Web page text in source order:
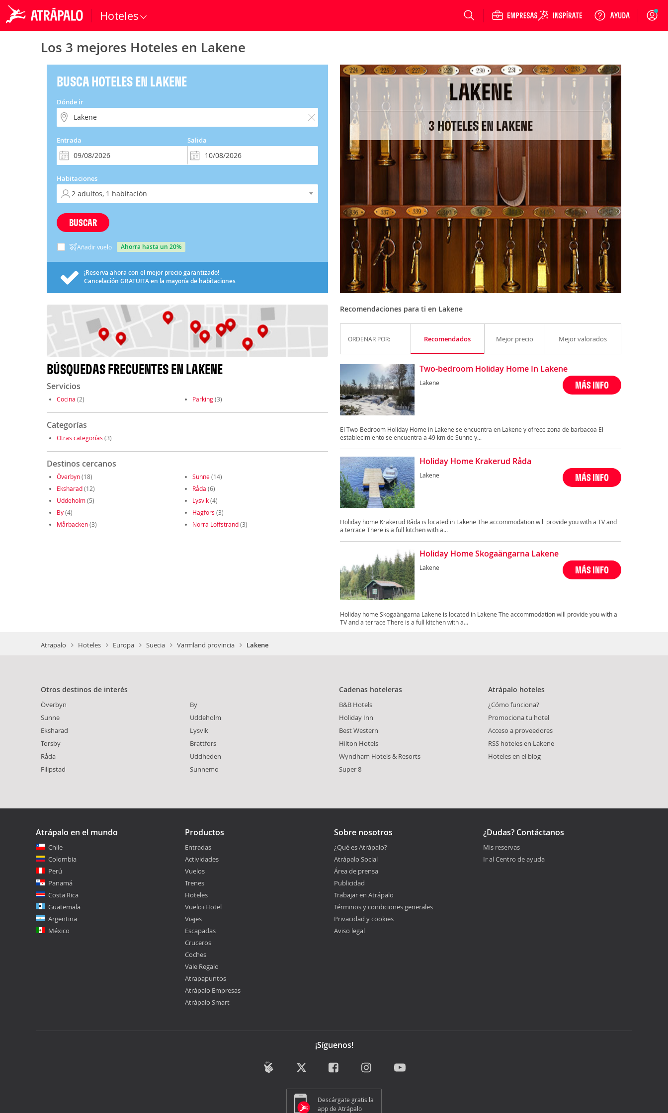
Hoteles Login
Los 3 mejores Hoteles en Lakene
BUSCA HOTELES EN LAKENE
Dónde ir
Entrada Salida
Habitaciones
BUSCAR
Añadir vuelo ahorra hasta un 20%
¡Reserva ahora con el mejor precio garantizado!
Cancelación GRATUITAen la mayoría de habitaciones
BÚSQUEDAS FRECUENTES EN LAKENE
Servicios
Cocina (2) Parking(3)
Categorías
Otras categorías (3)
Destinos cercanos
Överbyn(18) Sunne(14)
Eksharad(12) Råda (6)
Uddeholm(5) Lysvik(4)
By(4) Hagfors (3)
Mårbacken(3) Norra Loffstrand(3)
LAKENE
3 HOTELES EN LAKENE
Recomendaciones para ti en Lakene
ORDENAR POR: Recomendados Mejor precio Mejor valorados
Two-bedroom Holiday Home In Lakene
Lakene MÁS INFO
El Two-Bedroom Holiday Home in Lakene se encuentra en Lakene y ofrece zona de barbacoa El
establecimiento se encuentra a 49 km de Sunne y...
Holiday Home Krakerud Råda
Lakene MÁS INFO
Holiday home Krakerud Råda is located in Lakene The accommodation will provide you with a TV and
a terrace There is a full kitchen with a...
Holiday Home Skogaängarna Lakene
Lakene MÁS INFO
Holiday home Skogaängarna Lakene is located in Lakene The accommodation will provide you with a
TV and a terrace There is a full kitchen with a...
Atrapalo Hoteles Europa Suecia Varmland provincia Lakene
Otros destinos de interés
Överbyn
Sunne
Eksharad
Torsby
Råda
Filipstad
By
Uddeholm
Lysvik
Brattfors
Uddheden
Sunnemo
Cadenas hoteleras
B&B Hotels
Holiday Inn
Best Western
Hilton Hotels
Wyndham Hotels & Resorts
Super 8
Atrápalo hoteles
¿Cómo funciona?
Promociona tu hotel
Acceso a proveedores
RSS hoteles en Lakene
Hoteles en el blog
Atrápalo en el mundo
Chile
Colombia
Perú
Panamá
Costa Rica
Guatemala
Argentina
México
Productos
Entradas
Actividades
Vuelos
Trenes
Hoteles
Vuelo+Hotel
Viajes
Escapadas
Cruceros
Coches
Vale Regalo
Atrapapuntos
Atrápalo Empresas
Atrápalo Smart
Sobre nosotros
¿Qué es Atrápalo?
Atrápalo Social
Área de prensa
Publicidad
Trabajar en Atrápalo
Términos y condiciones generales
Privacidad y cookies
Aviso legal
¿Dudas? Contáctanos
Mis reservas
Ir al Centro de ayuda
¡Síguenos!
Descárgate gratis la
app de Atrápalo